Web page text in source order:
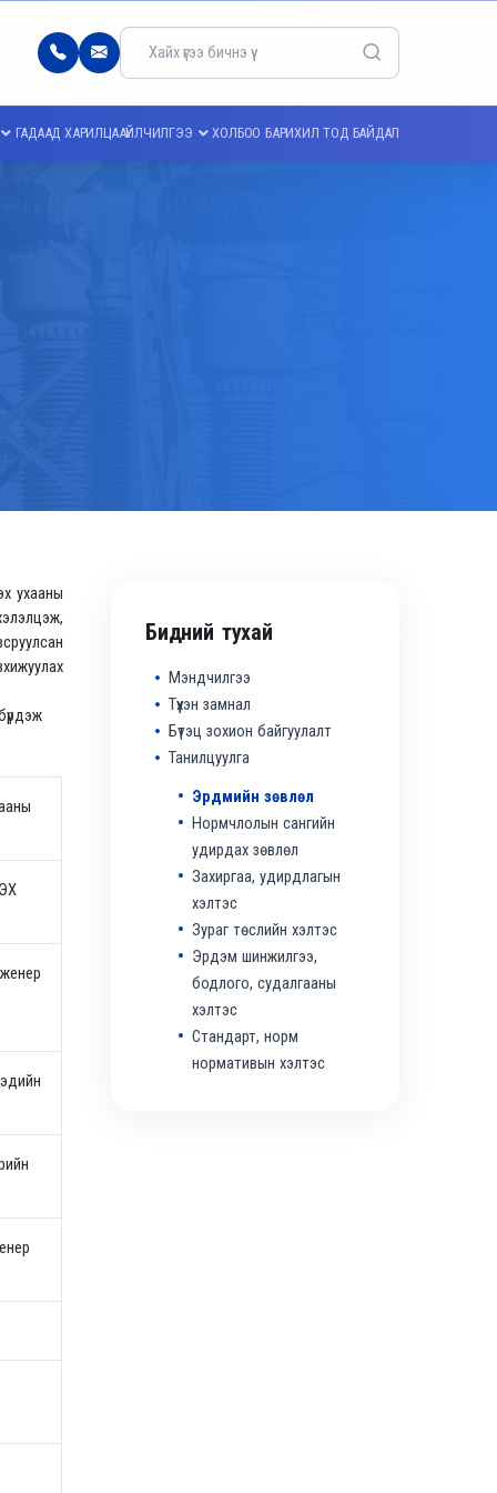
77103344info@meei.energy.gov.mn
ГАДААД ХАРИЛЦААҮЙЛЧИЛГЭЭ ХОЛБОО БАРИХИЛ ТОД БАЙДАЛ
ухааны
Бидний тухай
Мэндчилгээ
Түүхэн замнал
Бүтэц зохион байгуулалт
Танилцуулга
Эрдмийн зөвлөл
Нормчлолын сангийн
удирдах зөвлөл
Захиргаа, удирдлагын
хэлтэс
Зураг төслийн хэлтэс
Эрдэм шинжилгээ,
бодлого, судалгааны
хэлтэс
Стандарт, норм
нормативын хэлтэс